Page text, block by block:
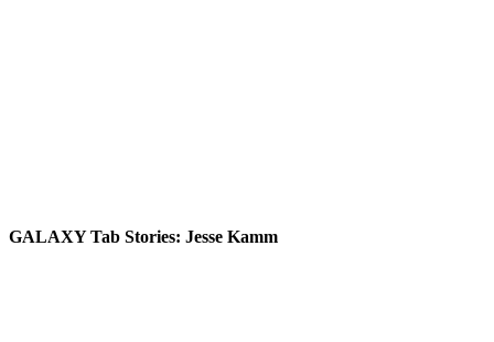
GALAXY Tab Stories: Jesse Kamm